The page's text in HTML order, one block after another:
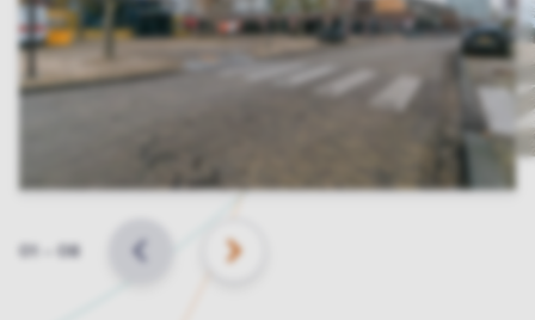
Slide 08 VORIGE VOLGENDE